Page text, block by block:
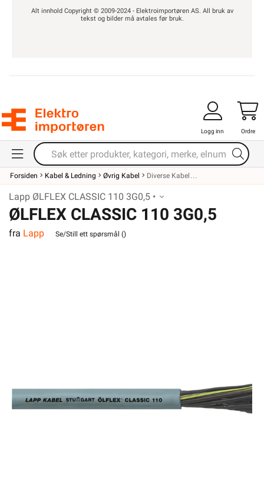
Alt innhold Copyright © 2009-2024 - Elektroimportøren AS. All bruk av
tekst og bilder må avtales før bruk.
Logg inn Ordre
Forsiden Kabel & Ledning Øvrig Kabel Diverse Kabel
Lapp ØLFLEX CLASSIC 110 3G0,5 •
ØLFLEX CLASSIC 110 3G0,5
fra Lapp Se/Still ett spørsmål ()